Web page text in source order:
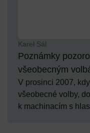
Karel Sál
Poznámky
všeobecným
V prosinci 2007,
všeobecné volby,
k machinacím s